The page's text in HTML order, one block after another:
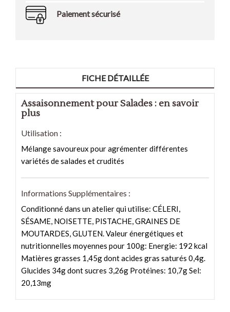
Paiement sécurisé
FICHE DÉTAILLÉE
Assaisonnement pour Salades : en savoir
plus
Utilisation :
Mélange savoureux pour agrémenter différentes
variétés de salades et crudités
Informations Supplémentaires :
Conditionné dans un atelier qui utilise: CÉLERI,
SÉSAME, NOISETTE, PISTACHE, GRAINES DE
MOUTARDES, GLUTEN. Valeur énergétiques et
nutritionnelles moyennes pour 100g: Energie: 192 kcal
Matières grasses 1,45g dont acides gras saturés 0,4g.
Glucides 34g dont sucres 3,26g Protéines: 10,7g Sel:
20,13mg